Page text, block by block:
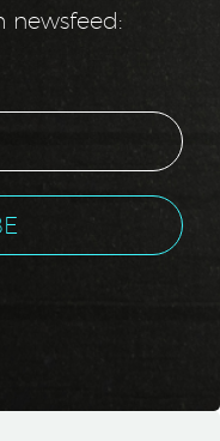
newsfeed: